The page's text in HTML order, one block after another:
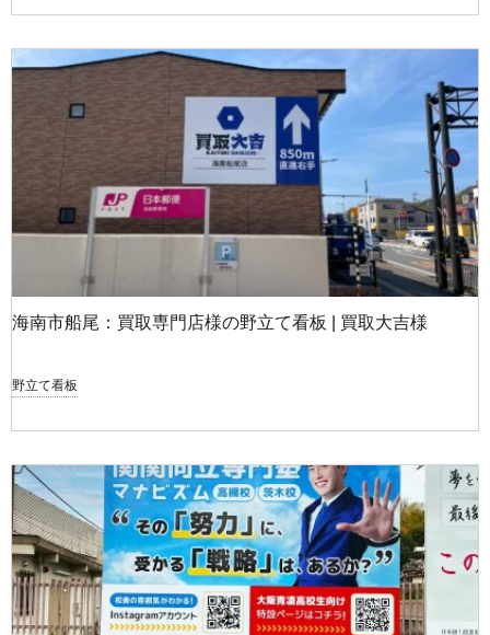
海南市船尾：買取専門店様の野立て看板 | 買取大吉様
野立て看板